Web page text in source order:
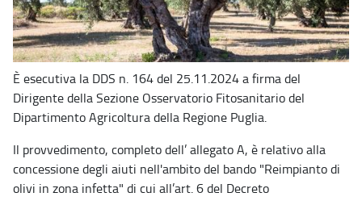
È esecutiva la DDS n. 164 del 25.11.2024 a firma del
Dirigente della Sezione Osservatorio Fitosanitario del
Dipartimento Agricoltura della Regione Puglia.
Il provvedimento, completo dell’ allegato A, è relativo alla
concessione degli aiuti nell'ambito del bando "Reimpianto di
olivi in zona infetta" di cui all’art. 6 del Decreto